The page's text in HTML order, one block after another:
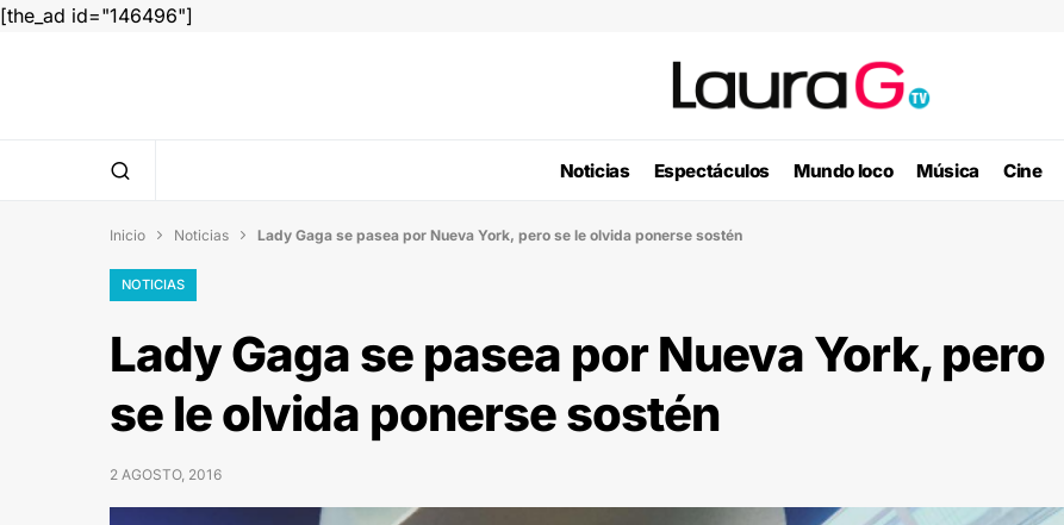
[the_ad id="146496"]
Noticias Espectáculos Mundo loco Música Cine
Inicio  Noticias  Lady Gaga se pasea por Nueva York, pero se le olvida ponerse sostén
NOTICIAS
Lady Gaga se pasea por Nueva York, pero
se le olvida ponerse sostén
2 AGOSTO, 2016